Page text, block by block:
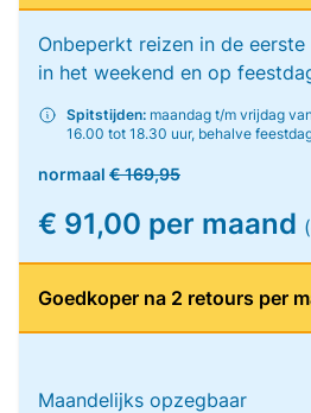
Onbeperkt reizen in de
in het weekend en op
Spitstijden: maandag t/m vrijdag
16.00 tot 18.30 uur, behalve
normaal € 169,95
€ 91,00 per maand
Goedkoper na 2 retours per
Maandelijks opzegbaar